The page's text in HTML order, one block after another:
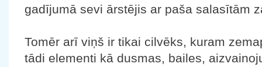
gadījumā sevi ārstējis ar paša salasītām
Tomēr arī viņš ir tikai cilvēks, kuram
tādi elementi kā dusmas, bailes,